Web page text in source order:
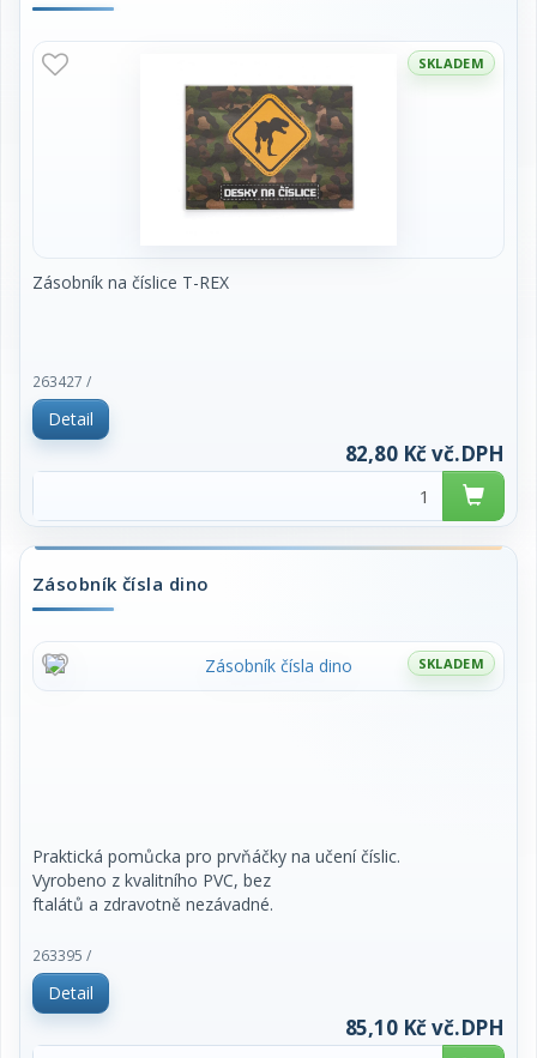
SKLADEM
Zásobník na číslice T-REX
263427 /
Detail
82,80 Kč vč.DPH
Zásobník čísla dino
SKLADEM
Praktická pomůcka pro prvňáčky na učení číslic.
Vyrobeno z kvalitního PVC, bez
ftalátů a zdravotně nezávadné.
cena za 1ks
263395 /
Detail
85,10 Kč vč.DPH